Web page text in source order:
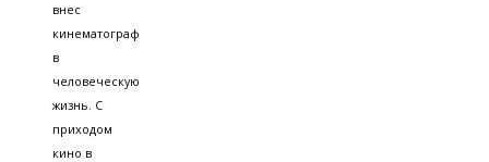
внес
кинематограф
в
человеческую
жизнь. С
приходом
кино в